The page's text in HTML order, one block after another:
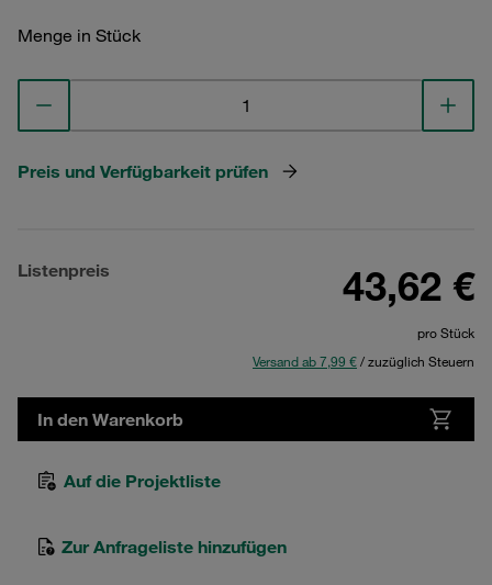
Menge in Stück
Preis und Verfügbarkeit prüfen
Listenpreis 43,62 €
pro Stück
Versand ab 7,99 €/ zuzüglich Steuern
In den Warenkorb
Auf die Projektliste
Zur Anfrageliste hinzufügen